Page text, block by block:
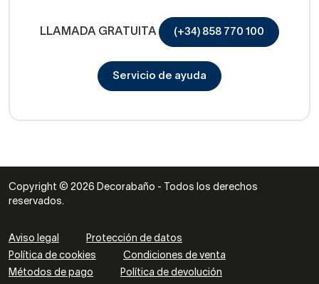
LLAMADA GRATUITA (+34) 858 770 100
Servicio de ayuda
Copyright © 2026 Decorabaño - Todos los derechos
reservados.
Aviso legal
Protección de datos
Política de cookies
Condiciones de venta
Métodos de pago
Política de devolución